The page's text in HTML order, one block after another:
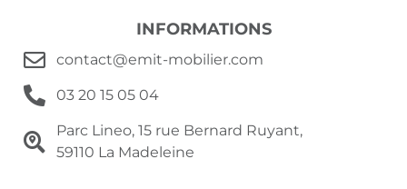
INFORMATIONS
contact@emit-mobilier.com
03 20 15 05 04
Parc Lineo, 15 rue Bernard Ruyant,
59110 La Madeleine